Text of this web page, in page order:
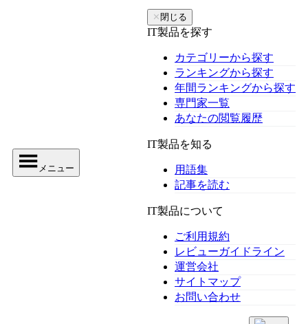
メニュー
✕ 閉じる
IT製品を探す
カテゴリーから探す
ランキングから探す
年間ランキングから探す
専門家一覧
あなたの閲覧履歴
IT製品を知る
用語集
記事を読む
IT製品について
ご利用規約
レビューガイドライン
運営会社
サイトマップ
お問い合わせ